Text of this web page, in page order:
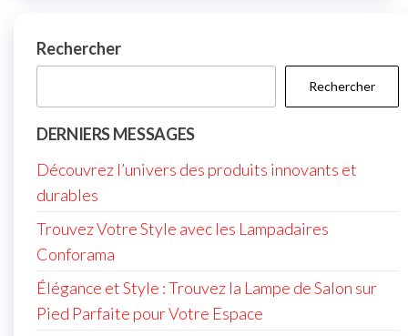
Rechercher
Rechercher
DERNIERS MESSAGES
Découvrez l’univers des produits innovants et
durables
Trouvez Votre Style avec les Lampadaires
Conforama
Élégance et Style : Trouvez la Lampe de Salon sur
Pied Parfaite pour Votre Espace